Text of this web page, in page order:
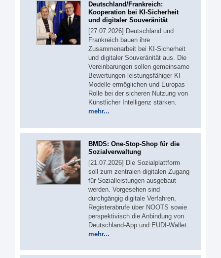
Deutschland/Frankreich:
Kooperation bei KI-Sicherheit
und digitaler Souveränität
[27.07.2026] Deutschland und
Frankreich bauen ihre
Zusammenarbeit bei KI-Sicherheit
und digitaler Souveränität aus. Die
Vereinbarungen sollen gemeinsame
Bewertungen leistungsfähiger KI-
Modelle ermöglichen und Europas
Rolle bei der sicheren Nutzung von
Künstlicher Intelligenz stärken.
mehr...
BMDS: One-Stop-Shop für die
Sozialverwaltung
[21.07.2026] Die Sozialplattform
soll zum zentralen digitalen Zugang
für Sozialleistungen ausgebaut
werden. Vorgesehen sind
durchgängig digitale Verfahren,
Registerabrufe über NOOTS sowie
perspektivisch die Anbindung von
Deutschland-App und EUDI-Wallet.
mehr...